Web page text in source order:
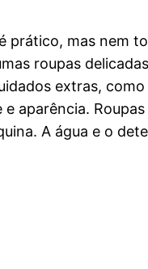
prático, mas nem
roupas
extras,
aparência.
A água e o